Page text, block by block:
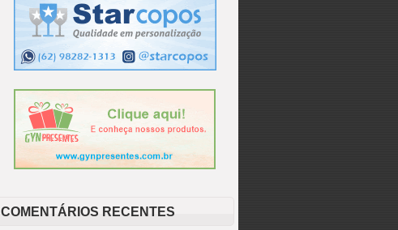
COMENTÁRIOS RECENTES